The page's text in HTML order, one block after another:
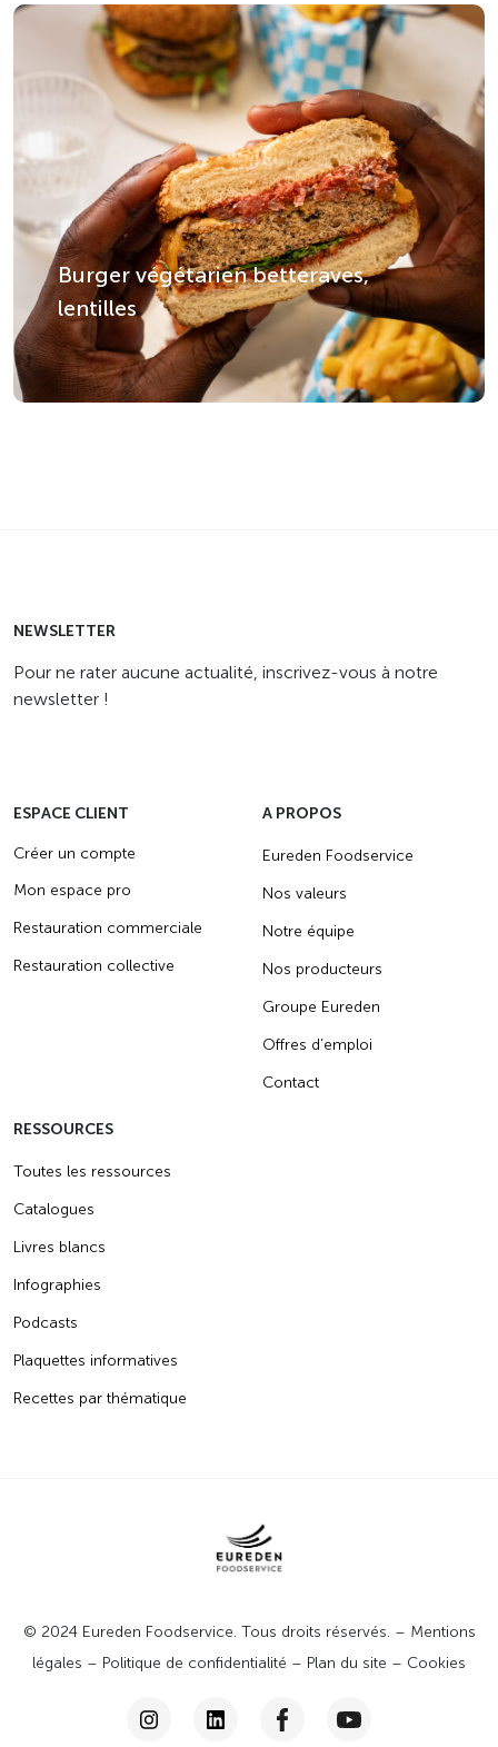
Burger végétarien betteraves,
lentilles
NEWSLETTER
Pour ne rater aucune actualité, inscrivez-vous à notre
newsletter !
ESPACE CLIENT
Créer un compte
Mon espace pro
Restauration commerciale
Restauration collective
A PROPOS
Eureden Foodservice
Nos valeurs
Notre équipe
Nos producteurs
Groupe Eureden
Offres d’emploi
Contact
RESSOURCES
Toutes les ressources
Catalogues
Livres blancs
Infographies
Podcasts
Plaquettes informatives
Recettes par thématique
© 2024 Eureden Foodservice. Tous droits réservés. – Mentions
légales – Politique de confidentialité – Plan du site – Cookies